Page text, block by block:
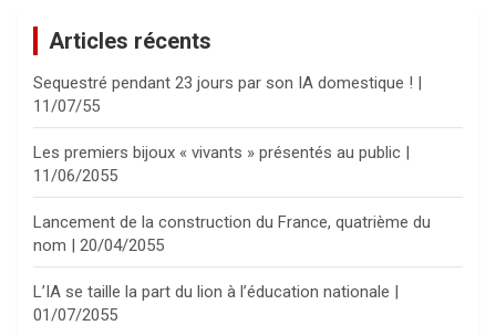
Articles récents
Sequestré pendant 23 jours par son IA domestique ! |
11/07/55
Les premiers bijoux « vivants » présentés au public |
11/06/2055
Lancement de la construction du France, quatrième du
nom | 20/04/2055
L’IA se taille la part du lion à l’éducation nationale |
01/07/2055